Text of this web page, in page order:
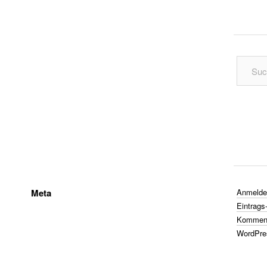
Meta